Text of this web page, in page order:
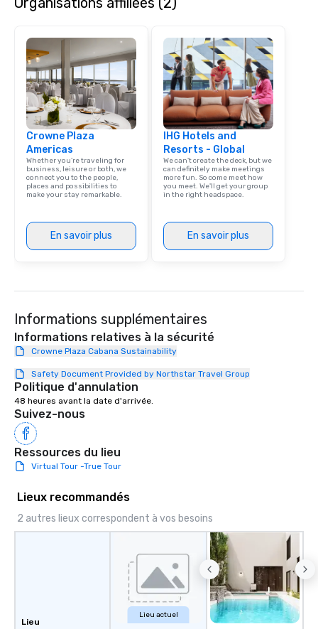
Favorites" can also be brought to your
office, hotel or meeting space.
Crowne Plaza
Americas
Whether you’re traveling for
business, leisure or both, we
connect you to the people,
places and possibilities to
make your stay remarkable.
En savoir plus
IHG Hotels and
Resorts - Global
We can't create the deck, but we
can definitely make meetings
more fun. So come meet how
you meet. We'll get your group
in the right headspace.
En savoir plus
Informations supplémentaires
Informations relatives à la sécurité
Crowne Plaza Cabana Sustainability
Safety Document Provided by Northstar Travel Group
Politique d'annulation
48 heures avant la date d'arrivée.
Suivez-nous
Ressources du lieu
Virtual Tour -True Tour
Lieux recommandés
2 autres lieux correspondent à vos besoins
Lieu
Lieu actuel